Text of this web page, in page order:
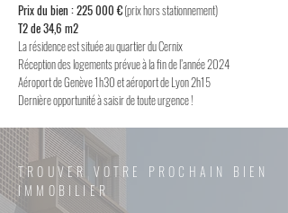
Prix du bien : 225 000 €(prix hors stationnement)
T2 de 34,6 m2
La résidence est située au quartier du Cernix
Réception des logements prévue à la fin de l’année 2024
Aéroport de Genève 1h30 et aéroport de Lyon 2h15
Dernière opportunité à saisir de toute urgence !
TROUVER VOTRE PROCHAIN BIEN
IMMOBILIER